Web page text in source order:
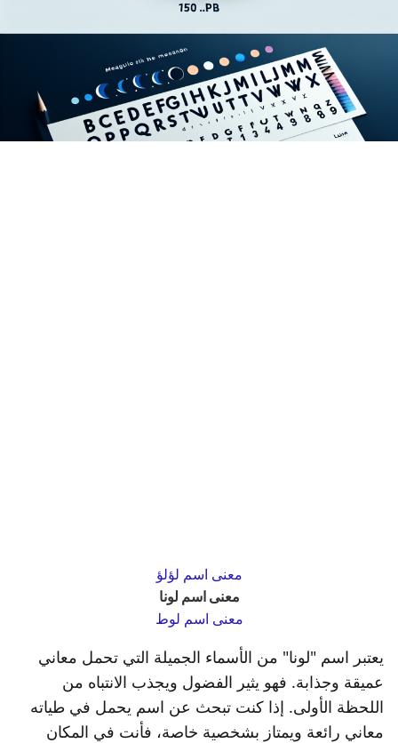
معنى اسم لؤلؤ
معنى اسم لونا
معنى اسم لوط
يعتبر اسم "لونا" من الأسماء الجميلة التي تحمل معاني
عميقة وجذابة. فهو يثير الفضول ويجذب الانتباه من
اللحظة الأولى. إذا كنت تبحث عن اسم يحمل في طياته
معاني رائعة ويمتاز بشخصية خاصة، فأنت في المكان